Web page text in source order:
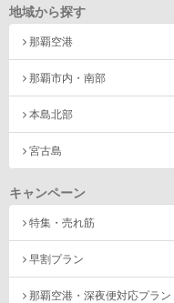
地域から探す
那覇空港
那覇市内・南部
本島北部
宮古島
キャンペーン
特集・売れ筋
早割プラン
那覇空港・深夜便対応プラン